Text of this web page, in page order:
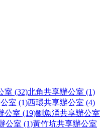
室 (32)北角共享辦公室 (1)
室 (1)西環共享辦公室 (4)
公室 (19)鰂魚涌共享辦公室
公室 (1)黃竹坑共享辦公室